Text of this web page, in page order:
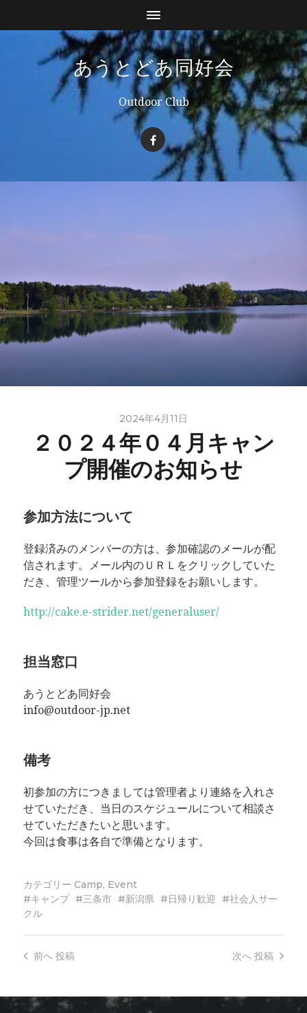
あうとどあ同好会
Outdoor Club
2024年4月11日
２０２４年０４月キャン
プ開催のお知らせ
参加方法について
登録済みのメンバーの方は、参加確認のメールが配
信されます。メール内のＵＲＬをクリックしていた
だき、管理ツールから参加登録をお願いします。
http://cake.e-strider.net/generaluser/
担当窓口
あうとどあ同好会
info@outdoor-jp.net
備考
初参加の方につきましては管理者より連絡を入れさ
せていただき、当日のスケジュールについて相談さ
せていただきたいと思います。
今回は食事は各自で準備となります。
カテゴリー Camp, Event
キャンプ
三条市 新潟県 日帰り歓迎
社会人サー
クル
次へ 投稿
前へ投稿